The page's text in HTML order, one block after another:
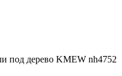
под дерево KMEW nh4752